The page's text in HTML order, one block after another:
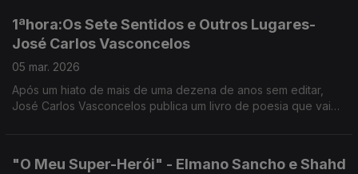
1ªhora:Os Sete Sentidos e Outros Lugares-
José Carlos Vasconcelos
05 mar. 2026
Após um hiato de mais de uma dezena de anos sem editar,
José Carlos Vasconcelos publica um livro de poesia que vai
"O Meu Super-Herói" - Elmano Sancho e Shahd